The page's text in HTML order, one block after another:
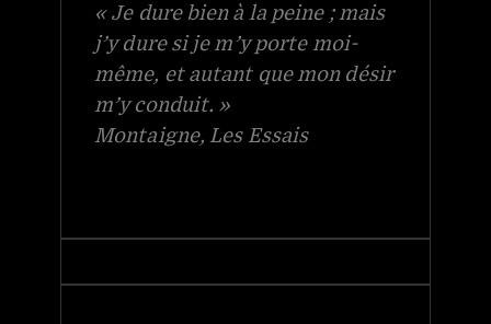
« Je dure bien à la peine ; mais
j’y dure si je m’y porte moi-
même, et autant que mon désir
m’y conduit. »
Montaigne, Les Essais